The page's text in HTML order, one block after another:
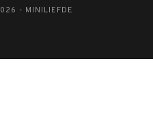
- MINILIEFDE